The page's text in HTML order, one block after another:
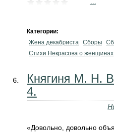
Категории:
Жена декабриста Сборы
Стихи Некрасова о женщинах
Княгиня М. Н.
4.
«Довольно, довольно